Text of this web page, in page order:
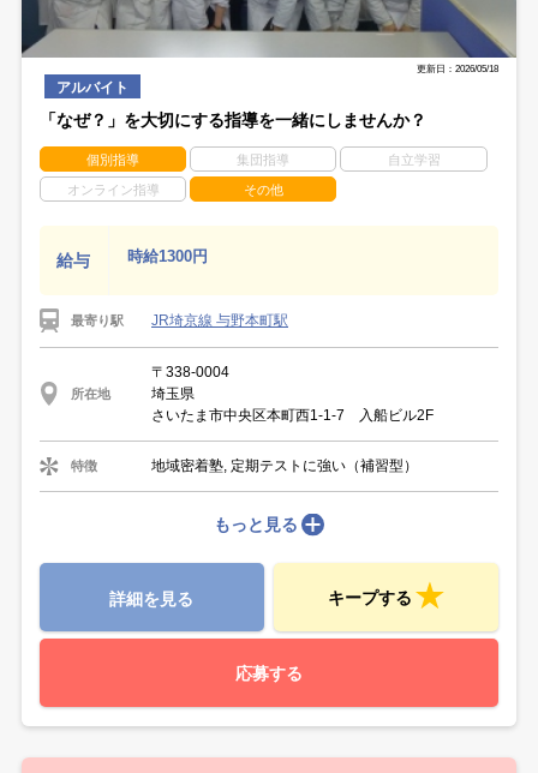
更新日：2026/05/18
アルバイト
「なぜ？」を大切にする指導を一緒にしませんか？
個別指導 集団指導 自立学習
オンライン指導 その他
給与 時給1300円
最寄り駅 JR埼京線 与野本町駅
所在地
〒338-0004
埼玉県
さいたま市中央区本町西1-1-7 入船ビル2F
特徴 地域密着塾, 定期テストに強い（補習型）
もっと見る
詳細を見る キープする
応募する